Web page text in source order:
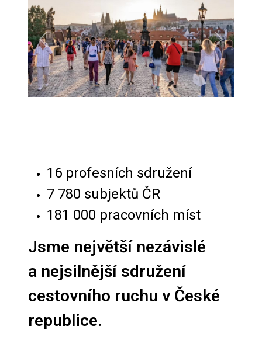
Předchozí Další
16 profesních sdružení
7 780 subjektů ČR
181 000 pracovních míst
Jsme největší nezávislé
a nejsilnější sdružení
cestovního ruchu v České
republice.